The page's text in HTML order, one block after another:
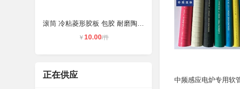
￥ 10.00/件
正在供应